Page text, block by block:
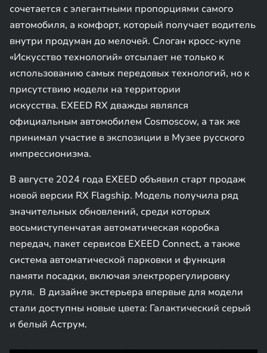
сочетается с элегантными пропорциями самого
автомобиля, а комфорт, который получает водитель
внутри продуман до мелочей. Слоган кросс-купе
«Искусство технологий» отсылает не только к
использованию самых передовых технологий, но к
присутствию модели на территории
искусства. EXEED RX дважды являлся
официальным автомобилем Cosmoscow, а так же
принимал участие в экспозиции в Музее русского
импрессионизма.
В августе 2024 года EXEED объявил старт продаж
новой версии RX Flagship. Модель получила ряд
значительных обновлений, среди которых
восьмиступенчатая автоматическая коробка
передач, пакет сервисов EXEED Connect, а также
система автоматической парковки и функция
памяти посадки, включая электрорегулировку
руля. В дизайне экстерьера впервые для модели
стали доступны новые цвета: Галактический серый
и белый Аструм.